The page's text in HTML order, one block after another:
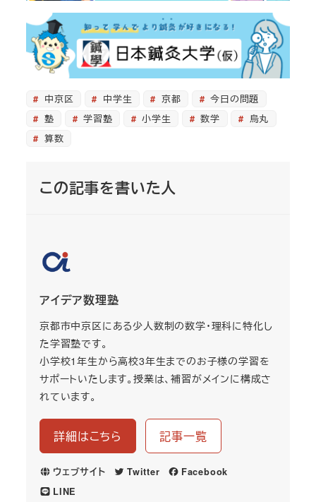
中京区 中学生 京都
今日の問題
塾
学習塾 小学生 数学
烏丸
算数
この記事を書いた人
アイデア数理塾
京都市中京区にある少人数制の数学・理科に特化し
た学習塾です。
小学校1年生から高校3年生までのお子様の学習を
サポートいたします。授業は、補習がメインに構成さ
れています。
詳細はこちら 記事一覧
ウェブサイト Twitter
Facebook
LINE